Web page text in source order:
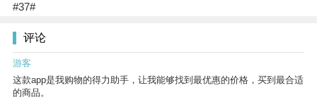
#37#
评论
游客
这款app是我购物的得力助手，让我能够找到最优惠的价格，买到最合适
的商品。